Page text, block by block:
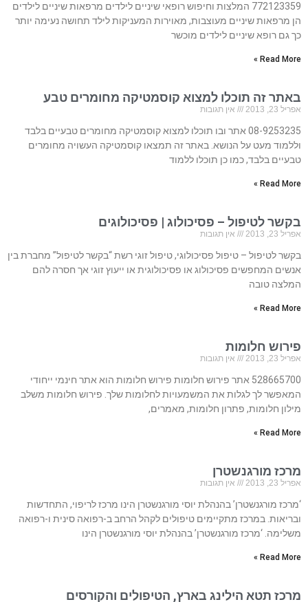
772123359 המלצות וחיפוש רופאי שיניים לילדים מרפאות שיניים לילדים
הן מרפאות שיניים מעוצבות, מאוירות המעניקות לילד תחושה נעימה יותר
כך גם רופא שיניים לילדים מוכשר
Read More »
באתר זה תוכלו למצוא קוסמטיקה מחומרים טבע
אפריל 23, 2013 אין תגובות
08-9253235 אתר ובו תוכלו למצוא קוסמטיקה מחומרים טבעיים בלבד
וללמוד מעט על הנושא. באתר זה תמצאו קוסמטיקה העשויה מחומרים
טבעיים בלבד, כמו כן תוכלו ללמוד
Read More »
בקשר לטיפול – פסיכולוג | פסיכולוגים
אפריל 23, 2013 אין תגובות
בקשר לטיפול – טיפול פסיכולוגי, טיפול זוגי רשת “בקשר לטיפול” מחברת בין
אנשים המחפשים פסיכולוג או פסיכולוגית או ייעוץ זוגי אך חסרה להם
המלצה טובה
Read More »
פירוש חלומות
אפריל 23, 2013 אין תגובות
528665700 אתר פירוש חלומות פירוש חלומות הוא אתר חינמי ייחודי
המאפשר לך לגלות את המשמעויות לחלומות שלך. פירוש חלומות משלב
מילון חלומות, פתרון חלומות, מאמרים,
Read More »
מרכז מורגנשטרן
אפריל 23, 2013 אין תגובות
‘מרכז מורגנשטרן’ בהנהלת יוסי מורגנשטרן הינו מרכז לריפוי, התחדשות
ובריאות. במרכז מתקיימים טיפולים לקהל הרחב ב-רפואה סינית ו-רפואה
משלימה. ‘מרכז מורגנשטרן’ בהנהלת יוסי מורגנשטרן הינו
Read More »
מרכז תטא הילינג בארץ, הטיפולים והקורסים